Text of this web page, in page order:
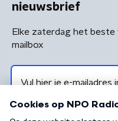
nieuwsbrief
Elke zaterdag het beste
mailbox